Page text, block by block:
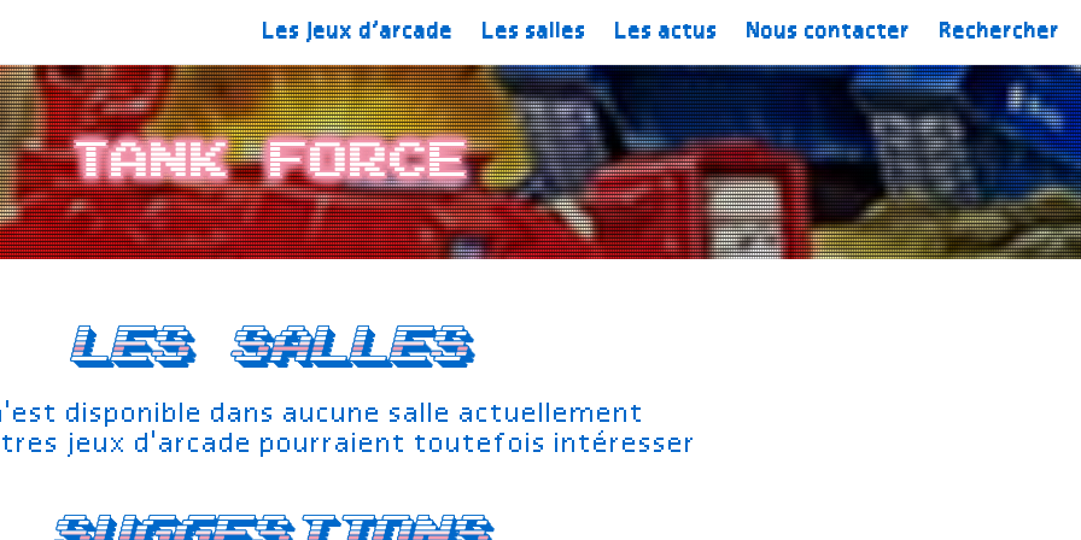
Les jeux d’arcade Les salles Les actus Nous contacter Rechercher
Tank Force
Les salles
disponible dans aucune salle actuellement
jeux d'arcade pourraient toutefois intéresser